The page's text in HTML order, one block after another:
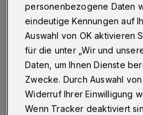
Wuppertal·Nach einer
vergangenen Donnerstag
Ronsdorf sucht die Polizei
28.11.2022 , 12:11 Uhr Eine
personenbezogene Daten
eindeutige Kennungen auf
Auswahl von OK aktivieren
für die unter „Wir und
Daten, um Ihnen Dienste
Zwecke. Durch Auswahl
Widerruf Ihrer Einwilligung
Wenn Tracker deaktiviert